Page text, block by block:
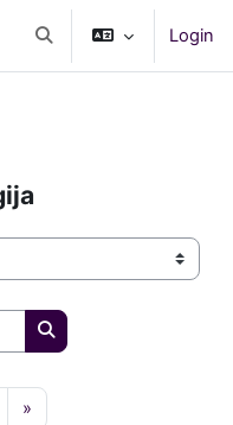
Attiva/disattiva input di
Login
Cerca corsi
2 3
»